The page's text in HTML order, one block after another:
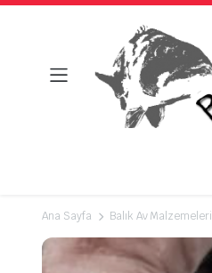
Ana Sayfa Balık Av Malzemeleri